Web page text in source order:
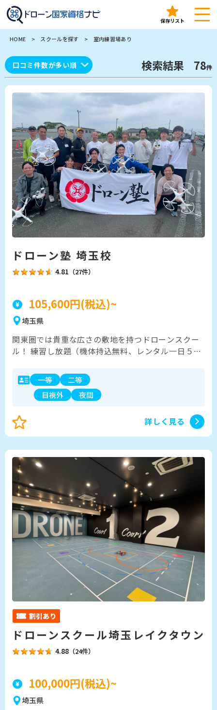
ドローン国家資格ナビ（ドロナビ）｜全国のドローンスクー
保存リスト
HOME > スクールを探す > 室内練習場あり
検索結果 78件
ドローン塾 埼玉校
4.81 （27件）
105,600円(税込)~
埼玉県
関東圏では貴重な広さの敷地を持つドローンスクー
ル！ 練習し放題（機体持込無料、レンタル一日５５
で最大値引き『１０万円』！ 一日対応人数１０名ま
で可能。 農業機講習、外壁講習、農業機講習、太陽
光パネル教習、測量教習、ＦＰＶ講習など。
一等
二等
目視外
夜間
詳しく見る
割引あり
ドローンスクール埼玉レイクタウン
4.88 （24件）
100,000円(税込)~
埼玉県